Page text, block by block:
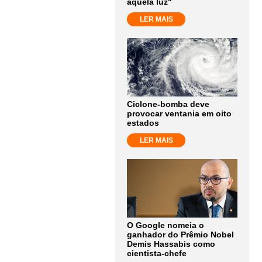
LER MAIS
Ciclone-bomba deve
provocar ventania em oito
estados
LER MAIS
O Google nomeia o
ganhador do Prêmio Nobel
Demis Hassabis como
cientista-chefe